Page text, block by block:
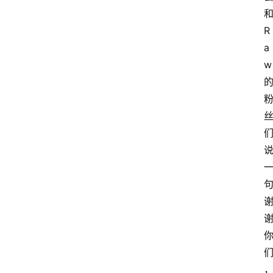
和
R
a
w
的
粉
丝
们
说
一
句
谢
谢
你
们
，